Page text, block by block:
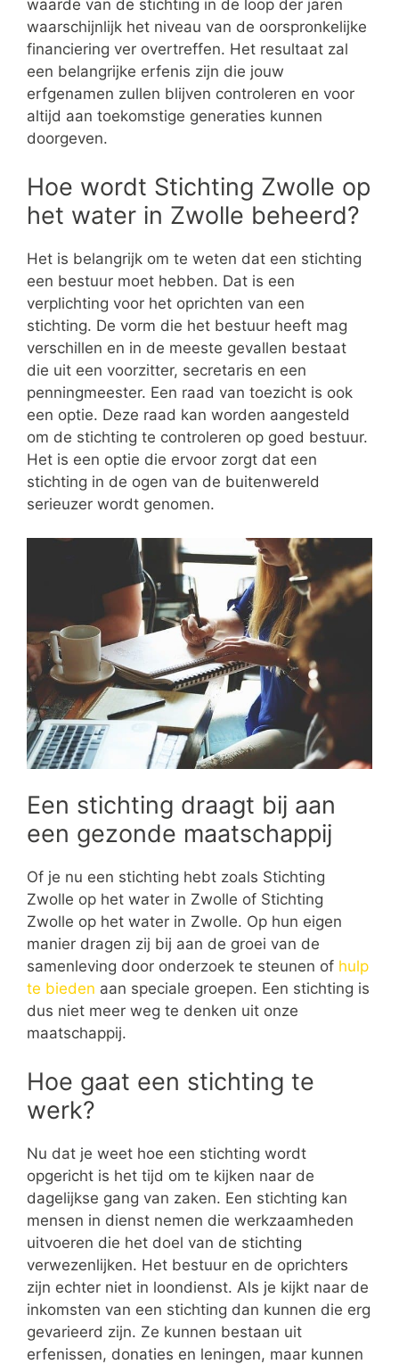
waarde van de stichting in de loop der jaren
waarschijnlijk het niveau van de oorspronkelijke
financiering ver overtreffen. Het resultaat zal
een belangrijke erfenis zijn die jouw
erfgenamen zullen blijven controleren en voor
altijd aan toekomstige generaties kunnen
doorgeven.
Hoe wordt Stichting Zwolle op
het water in Zwolle beheerd?
Het is belangrijk om te weten dat een stichting
een bestuur moet hebben. Dat is een
verplichting voor het oprichten van een
stichting. De vorm die het bestuur heeft mag
verschillen en in de meeste gevallen bestaat
die uit een voorzitter, secretaris en een
penningmeester. Een raad van toezicht is ook
een optie. Deze raad kan worden aangesteld
om de stichting te controleren op goed bestuur.
Het is een optie die ervoor zorgt dat een
stichting in de ogen van de buitenwereld
serieuzer wordt genomen.
Een stichting draagt bij aan
een gezonde maatschappij
Of je nu een stichting hebt zoals Stichting
Zwolle op het water in Zwolle of Stichting
Zwolle op het water in Zwolle. Op hun eigen
manier dragen zij bij aan de groei van de
samenleving door onderzoek te steunen of hulp
te bieden aan speciale groepen. Een stichting is
dus niet meer weg te denken uit onze
maatschappij.
Hoe gaat een stichting te
werk?
Nu dat je weet hoe een stichting wordt
opgericht is het tijd om te kijken naar de
dagelijkse gang van zaken. Een stichting kan
mensen in dienst nemen die werkzaamheden
uitvoeren die het doel van de stichting
verwezenlijken. Het bestuur en de oprichters
zijn echter niet in loondienst. Als je kijkt naar de
inkomsten van een stichting dan kunnen die erg
gevarieerd zijn. Ze kunnen bestaan uit
erfenissen, donaties en leningen, maar kunnen